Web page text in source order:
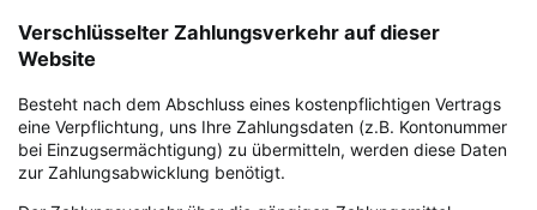
Verschlüsselter Zahlungsverkehr auf dieser
Website
Besteht nach dem Abschluss eines kostenpflichtigen Vertrags
eine Verpflichtung, uns Ihre Zahlungsdaten (z.B. Kontonummer
bei Einzugsermächtigung) zu übermitteln, werden diese Daten
zur Zahlungsabwicklung benötigt.